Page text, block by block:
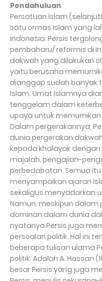
Pendahuluan
Persatuan Islam
satu ormas Islam yang
Indonesia. Persis
pembaharu/ reformis di
dakwah yang dilakukan
yaitu berusaha
dianggap sudah banyak
Islam. Umat Islamnya
tenggelam dalam
upaya untuk
Dalam pergerakannya,
dunia pergerakan
kepada khalayak
majalah, pengajian-
perbedabatan. Semua
menyampaikan ajaran
sekaligus menyadarkan
Namun, meskipun dalam
dominan dalam dunia
nyatanya Persis juga
persoalan politik. Hal ini
beberapa tulisan ulama
politik. Adalah A. Hassan
besar Persis yang juga